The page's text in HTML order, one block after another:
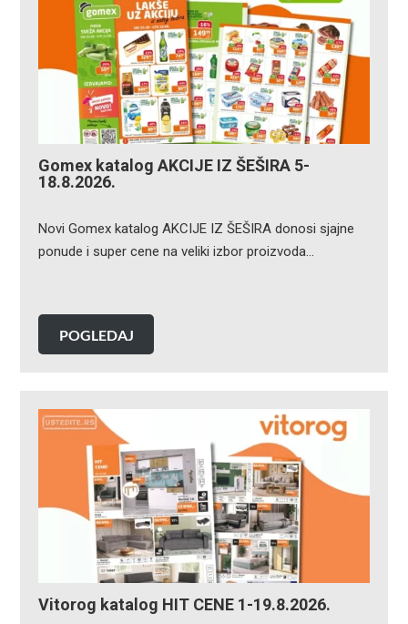
Gomex katalog AKCIJE IZ ŠEŠIRA 5-
18.8.2026.
Novi Gomex katalog AKCIJE IZ ŠEŠIRA donosi sjajne
ponude i super cene na veliki izbor proizvoda…
POGLEDAJ
Vitorog katalog HIT CENE 1-19.8.2026.